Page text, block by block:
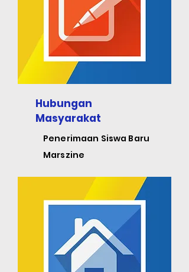
Hubungan
Masyarakat
Penerimaan Siswa Baru
Marszine